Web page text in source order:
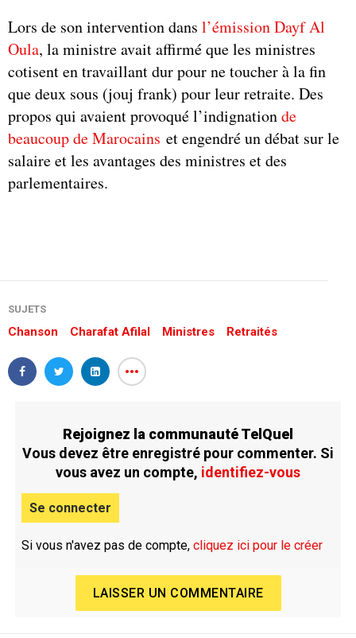
Lors de son intervention dans l’émission Dayf Al
Oula, la ministre avait affirmé que les ministres
cotisent en travaillant dur pour ne toucher à la fin
que deux sous (jouj frank) pour leur retraite. Des
propos qui avaient provoqué l’indignationde
beaucoup de Marocains et engendré un débat sur le
salaire et les avantages des ministres et des
parlementaires.
SUJETS
Chanson Charafat Afilal Ministres Retraités
Rejoignez la communauté TelQuel
Vous devez être enregistré pour commenter. Si
vous avez un compte, identifiez-vous
Se connecter
Si vous n'avez pas de compte, cliquez ici pour le créer
LAISSER UN COMMENTAIRE